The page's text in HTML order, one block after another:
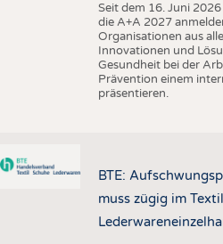
Seit dem 16. Juni
die A+A 2027
Organisationen aus
Innovationen und
Gesundheit bei der
Prävention einem
präsentieren.
BTE:
muss zügig im